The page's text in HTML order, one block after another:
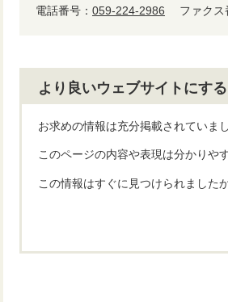
電話番号： 059-224-2986 ファク
より良いウェブサイトにす
お求めの情報は充分掲載されていま
このページの内容や表現は分かりや
この情報はすぐに見つけられました